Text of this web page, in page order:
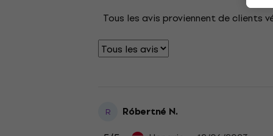
Tous les avis proviennent de clients
R Róbertné N.